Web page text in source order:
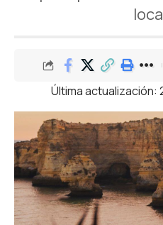
Última actualización: